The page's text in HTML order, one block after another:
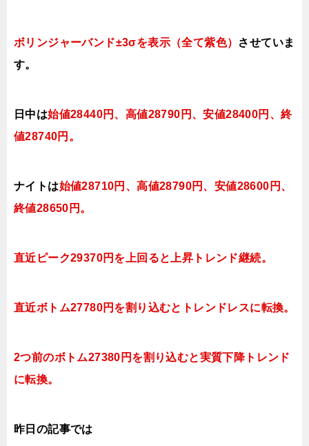
ボリンジャーバンド±3σを表示（全て紫色） させていま
す。
日中は始値28440円、高値28790円、安値28400円、終
値28740円 。
ナイトは始値28710円、高値28790円、安値28600 円、
終値28650円 。
直近ピーク29370円を上回ると上昇トレンド継続。
直近ボトム27780円を割り込むとトレンドレスに転換。
2つ前のボトム27380円を割り込むと実質下降トレンド
に転換。
昨日の記事では